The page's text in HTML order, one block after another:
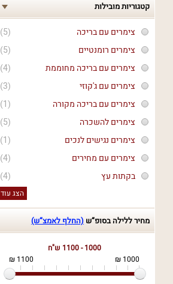
קטגוריות מובילות
(5)
צימרים עם בריכה
(5)
צימרים רומנטיים
(4)
צימרים עם בריכה מחוממת
(3)
צימרים עם ג'קוזי
(1)
צימרים עם בריכה מקורה
(5)
צימרים להשכרה
(1)
צימרים נגישים לנכים
(4)
צימרים עם מחירים
(4)
בקתות עץ
הצג עוד
מחיר ללילה בסופ“ש (החלף לאמצ“ש)
1000 - 1100 ש"ח
1000 ₪
1100 ₪